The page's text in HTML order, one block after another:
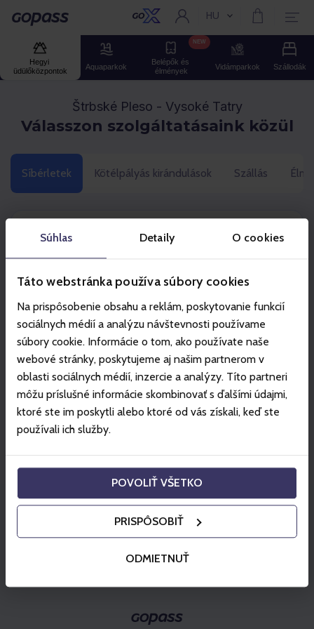
Súhlas Detaily O cookies
Táto webstránka používa súbory cookies
Na prispôsobenie obsahu a reklám, poskytovanie funkcií
sociálnych médií a analýzu návštevnosti používame
súbory cookie. Informácie o tom, ako používate naše
webové stránky, poskytujeme aj našim partnerom v
oblasti sociálnych médií, inzercie a analýzy. Títo partneri
môžu príslušné informácie skombinovať s ďalšími údajmi,
ktoré ste im poskytli alebo ktoré od vás získali, keď ste
používali ich služby.
POVOLIŤ VŠETKO
PRISPÔSOBIŤ
ODMIETNUŤ
Gopass Aktuális nyelv:
HU
Hegyi
üdülőközpontok
Aquaparkok
Belépők és
élmények
NEW
Vidámparkok Szállodák
Štrbské Pleso - Vysoké Tatry
Válasszon szolgáltatásaink közül
Síbérletek Kötélpályás kirándulások Szállás
Kattintson a termékére
Szezonális
Kiválaszt
Kiválaszt
Kosárba helyez